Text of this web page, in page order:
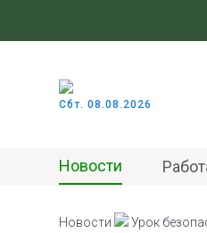
Сбт. 08.08.2026
Новости
Новости Урок